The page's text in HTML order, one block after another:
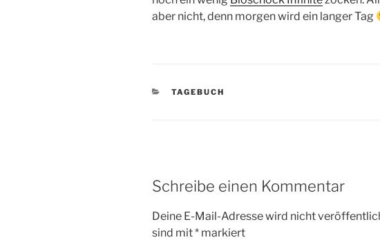
aber nicht, denn morgen wird ein langer Tag
KATEGORIEN
TAGEBUCH
Schreibe einen Kommentar
Deine E-Mail-Adresse wird nicht
sind mit* markiert